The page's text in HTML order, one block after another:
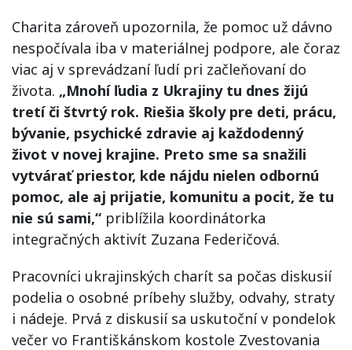
Charita zároveň upozornila, že pomoc už dávno
nespočívala iba v materiálnej podpore, ale čoraz
viac aj v sprevádzaní ľudí pri začleňovaní do
života. „Mnohí ľudia z Ukrajiny tu dnes žijú
tretí či štvrtý rok. Riešia školy pre deti, prácu,
bývanie, psychické zdravie aj každodenný
život v novej krajine. Preto sme sa snažili
vytvárať priestor, kde nájdu nielen odbornú
pomoc, ale aj prijatie, komunitu a pocit, že tu
nie sú sami,“ priblížila koordinátorka
integračných aktivít Zuzana Federičová.
Pracovníci ukrajinských charít sa počas diskusií
podelia o osobné príbehy služby, odvahy, straty
i nádeje. Prvá z diskusií sa uskutoční v pondelok
večer vo Františkánskom kostole Zvestovania